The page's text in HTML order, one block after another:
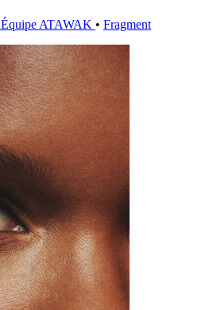
Équipe ATAWAK • Fragment